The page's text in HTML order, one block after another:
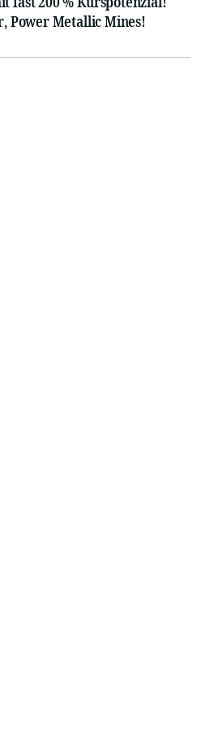
Power Metallic Mines!